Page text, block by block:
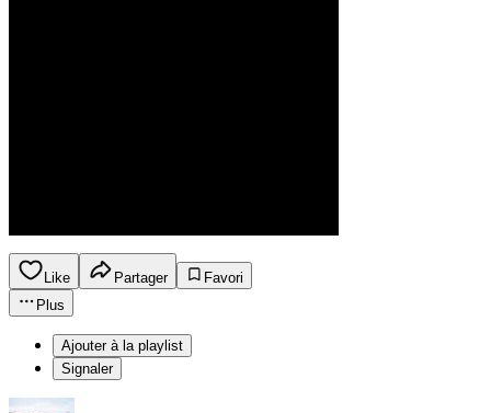
Like Partager
Favori
Plus
Ajouter à la playlist
Signaler